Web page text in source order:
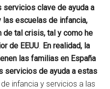
clave de ayuda a
escuelas de infancia,
de tal crisis, tal y como he
de EEUU. En realidad, la
las familias en España
servicios de ayuda a estas
infancia y servicios a las